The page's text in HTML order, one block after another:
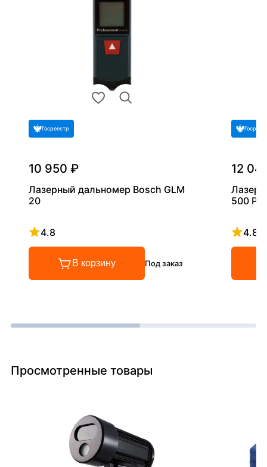
Госреестр
10 950 ₽
Лазерный дальномер Bosch GLM
20
4.8
Рейтинг 4.8 из 5
В корзину Под заказ
12
500
4.8
Просмотренные товары